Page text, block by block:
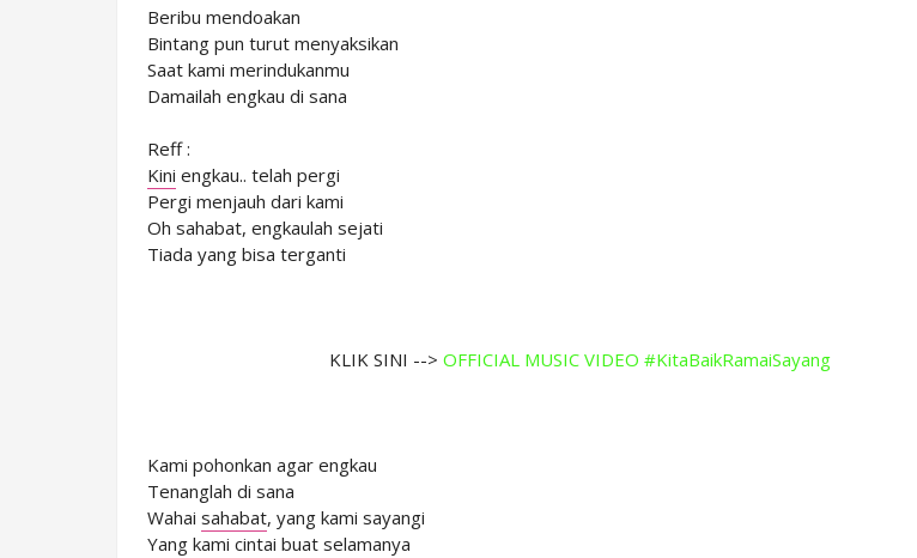
Beribu mendoakan
Bintang pun turut menyaksikan
Saat kami merindukanmu
Damailah engkau di sana
Reff :
Kini engkau.. telah pergi
Pergi menjauh dari kami
Oh sahabat, engkaulah sejati
Tiada yang bisa terganti
KLIK SINI --> OFFICIAL MUSIC VIDEO #KitaBaikRamaiSayang
Kami pohonkan agar engkau
Tenanglah di sana
Wahai sahabat, yang kami sayangi
Yang kami cintai buat selamanya